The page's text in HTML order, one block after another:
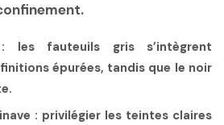
les fauteuils gris s’intègrent
épurées, tandis que le noir
: privilégier les teintes claires